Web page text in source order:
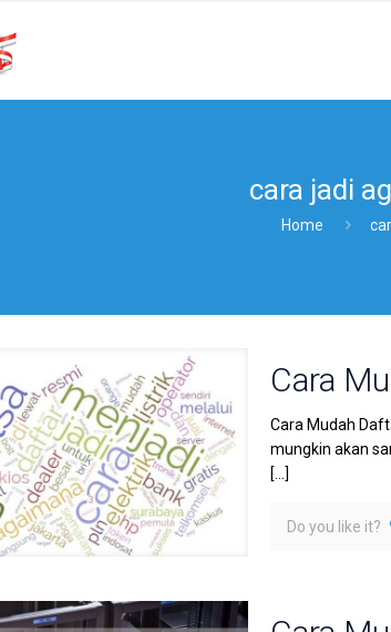
cara jadi
Home
Cara
Cara Mudah
mungkin akan
[…]
Do you like it?